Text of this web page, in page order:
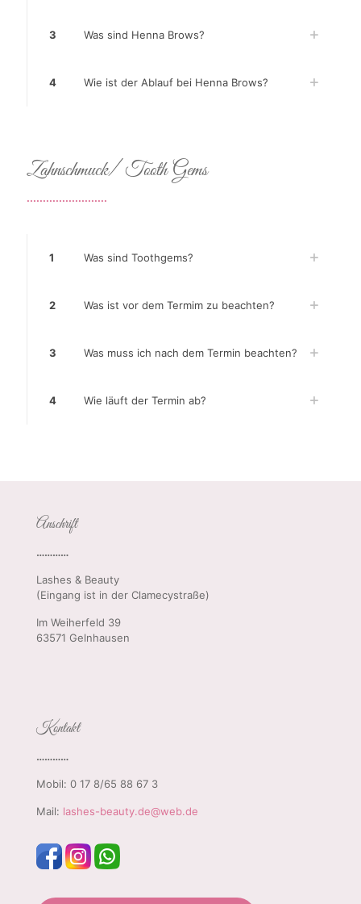
3 Was sind Henna Brows?
4 Wie ist der Ablauf bei Henna Brows?
Zahnschmuck/ Tooth Gems
.........................
1 Was sind Toothgems?
2 Was ist vor dem Termim zu beachten?
3 Was muss ich nach dem Termin beachten?
4 Wie läuft der Termin ab?
Anschrift
…………
Lashes & Beauty
(Eingang ist in der Clamecystraße)
Im Weiherfeld 39
63571 Gelnhausen
Kontakt
…………
Mobil: 0 17 8/65 88 67 3
Mail: lashes-beauty.de@web.de